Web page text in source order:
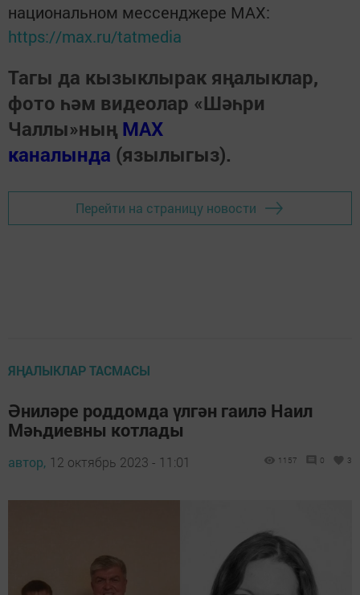
национальном мессенджере MАХ:
https://max.ru/tatmedia
Тагы да кызыклырак яңалыклар,
фото һәм видеолар «Шәһри
Чаллы»ның MAX
каналында (язылыгыз).
Перейти на страницу новости
ЯҢАЛЫКЛАР ТАСМАСЫ
Әниләре роддомда үлгән гаилә Наил
Мәһдиевны котлады
автор, 12 октябрь 2023 - 11:01 1157 0 3